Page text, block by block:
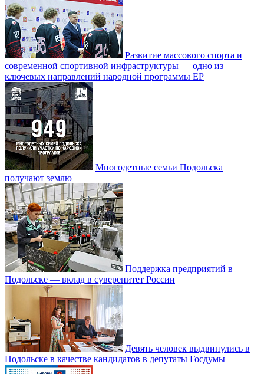
Развитие массового спорта и
современной спортивной инфраструктуры — одно из
ключевых направлений народной программы ЕР
Многодетные семьи Подольска
получают землю
Поддержка предприятий в
Подольске — вклад в суверенитет России
Девять человек выдвинулись в
Подольске в качестве кандидатов в депутаты Госдумы